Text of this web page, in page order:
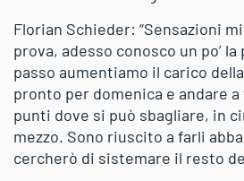
Florian Schieder: “Sensazioni
prova, adesso conosco un po’
passo aumentiamo il carico
pronto per domenica e andare
punti dove si può sbagliare, in
mezzo. Sono riuscito a farli
cercherò di sistemare il resto